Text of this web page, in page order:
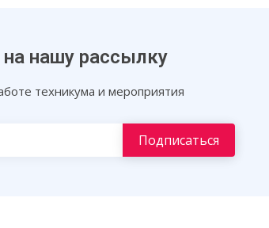
нашу рассылку
техникума и мероприятия